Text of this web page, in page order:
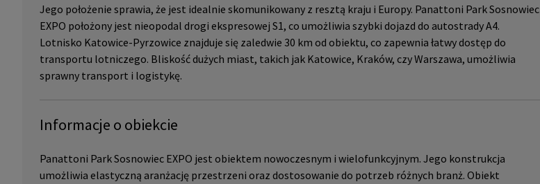
Jego położenie sprawia, że jest idealnie skomunikowany z resztą kraju i Europy. Panattoni Park Sosnowiec
EXPO położony jest nieopodal drogi ekspresowej S1, co umożliwia szybki dojazd do autostrady A4.
Lotnisko Katowice-Pyrzowice znajduje się zaledwie 30 km od obiektu, co zapewnia łatwy dostęp do
transportu lotniczego. Bliskość dużych miast, takich jak Katowice, Kraków, czy Warszawa, umożliwia
sprawny transport i logistykę.
Informacje o obiekcie
Panattoni Park Sosnowiec EXPO jest obiektem nowoczesnym i wielofunkcyjnym. Jego konstrukcja
umożliwia elastyczną aranżację przestrzeni oraz dostosowanie do potrzeb różnych branż. Obiekt